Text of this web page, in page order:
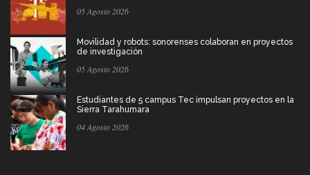
05 Agosto 2026
Movilidad y robots: sonorenses colaboran en proyectos
de investigación
05 Agosto 2026
Estudiantes de 5 campus Tec impulsan proyectos en la
Sierra Tarahumara
04 Agosto 2026